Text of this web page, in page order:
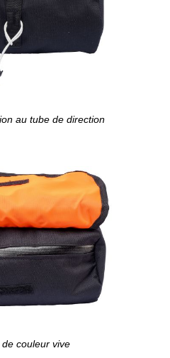
au tube de direction
couleur vive